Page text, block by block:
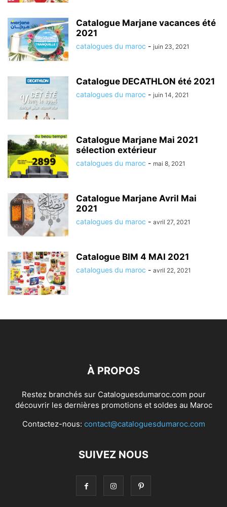
Catalogue Marjane vacances été
2021
catalogues du maroc - juin 23, 2021
Catalogue DECATHLON été 2021
catalogues du maroc - juin 14, 2021
Catalogue Marjane Mai 2021
sélection extérieur
catalogues du maroc - mai 8, 2021
Catalogue Marjane Avril Mai
2021
catalogues du maroc - avril 27, 2021
Catalogue BIM 4 MAI 2021
catalogues du maroc - avril 22, 2021
À PROPOS
Restez branchés sur Cataloguesdumaroc.com pour
découvrir les dernières promotions et soldes au Maroc
Contactez-nous: contact@cataloguesdumaroc.com
SUIVEZ NOUS